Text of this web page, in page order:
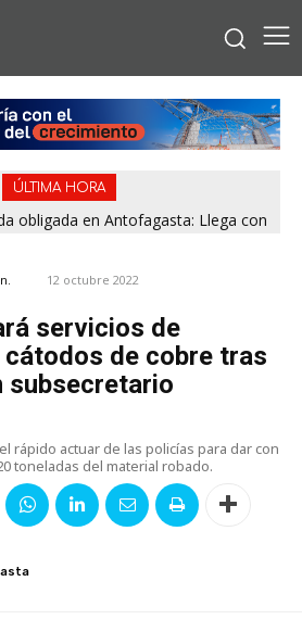
ÚLTIMA HORA
obligada en Antofagasta: Llega con
12 octubre 2022
servicios de
de cobre tras
subsecretario
rápido actuar de las policías para dar con
toneladas del material robado.